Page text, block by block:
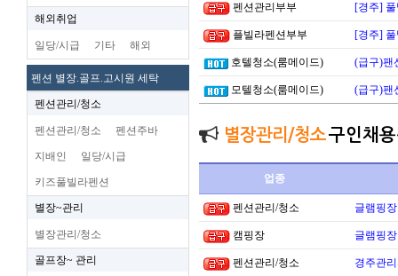
해외취업
일당/시급 기타 해외
펜션 별장.골프.고시원 세탁
펜션관리/청소
펜션관리/청소 펜션주바
지배인 일당/시급
키즈풀빌라펜션
별장~관리
별장관리/청소
골프장~ 관리
펜션관리부부 [경주]
플빌라펜션부부 [경주]
호텔청소(룸메이드) (급구)팬
모텔청소(룸메이드) (급구)팬
별장관리/청소구인채
업종
펜션관리/청소 글램핑
캠핑장 글램핑
펜션관리/청소 경주관